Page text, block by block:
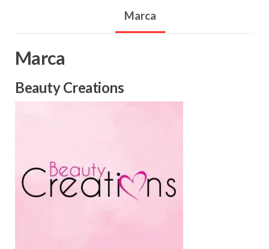
Marca
Marca
Beauty Creations